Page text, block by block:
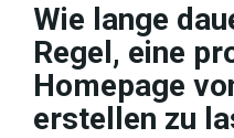
Wie lange
Regel, eine
Homepage
erstellen zu